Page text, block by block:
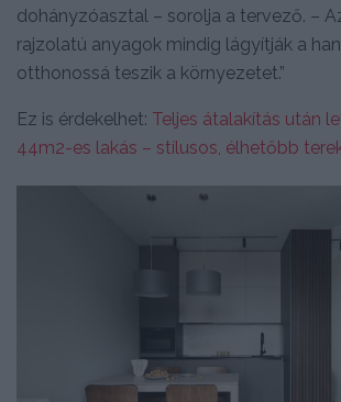
dohányzóasztal – sorolja a tervező. –
rajzolatú anyagok mindig lágyítják a
otthonossá teszik a környezetet.”
Ez is érdekelhet: Teljes átalakítás után
44m2-es lakás – stílusos, élhetőbb